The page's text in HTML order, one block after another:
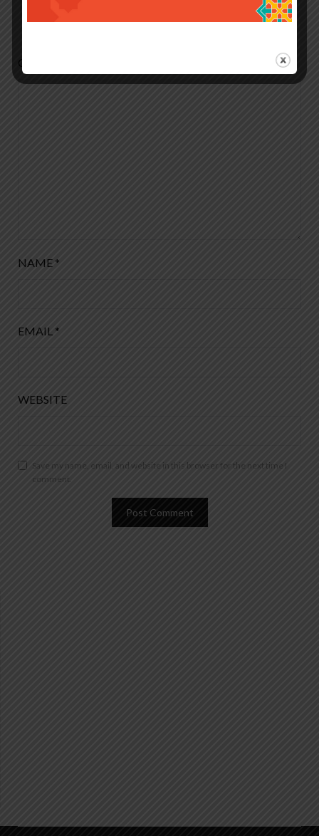
Required fields
COMMENT
NAME *
EMAIL *
WEBSITE
Save my name, email, and website in this browser for the next time I
comment.